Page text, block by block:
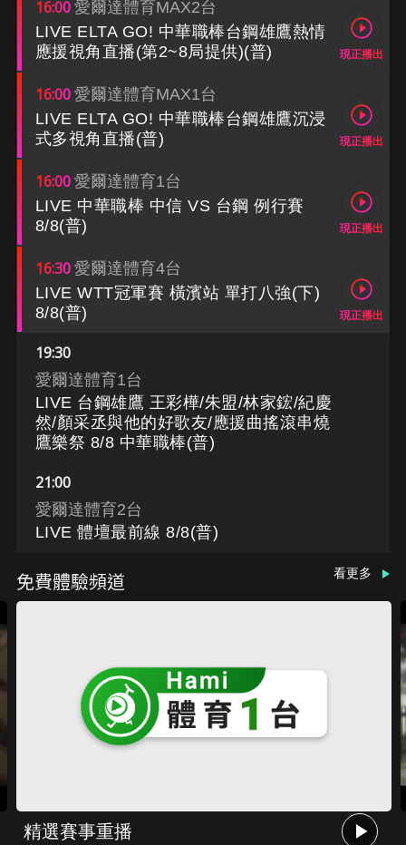
16:00 愛爾達體育MAX2台
LIVE ELTA GO! 中華職棒台鋼雄鷹熱情
應援視角直播(第2~8局提供)(普)
現正播出
16:00 愛爾達體育MAX1台
LIVE ELTA GO! 中華職棒台鋼雄鷹沉浸
式多視角直播(普)
現正播出
16:00 愛爾達體育1台
LIVE 中華職棒 中信 VS 台鋼 例行賽
8/8(普)
現正播出
16:30 愛爾達體育4台
LIVE WTT冠軍賽 橫濱站 單打八強(下)
8/8(普)
現正播出
19:30
愛爾達體育1台
LIVE 台鋼雄鷹 王彩樺/朱盟/林家鋐/紀慶
然/顏采丞與他的好歌友/應援曲搖滾串燒
鷹樂祭 8/8 中華職棒(普)
21:00
愛爾達體育2台
LIVE 體壇最前線 8/8(普)
免費體驗頻道 看更多
精選賽事重播